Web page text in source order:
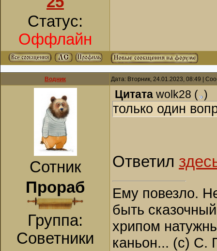
Статус:
Оффлайн
Водник Дата: Вторник, 24.01.2023, 08:49 |
Сотник
Прораб
Группа:
Советники
Цитата wolk28 ( )
только один
Ответил
Ему повезло.
быть
хрипом
каньон... (с) С.